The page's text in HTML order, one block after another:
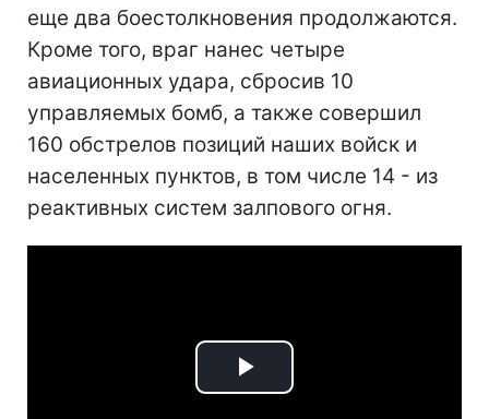
еще два боестолкновения продолжаются.
Кроме того, враг нанес четыре
авиационных удара, сбросив 10
управляемых бомб, а также совершил
160 обстрелов позиций наших войск и
населенных пунктов, в том числе 14 - из
реактивных систем залпового огня.
Play